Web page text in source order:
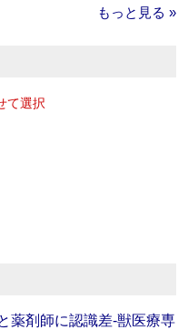
もっと見る »
て選択
薬剤師に認識差‐獣医療専